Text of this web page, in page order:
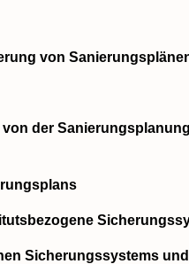
von
der
Sicherungssystems